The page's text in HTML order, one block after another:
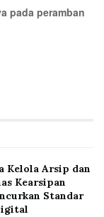
pada peramban
Kelola Arsip dan
Kearsipan
Standar